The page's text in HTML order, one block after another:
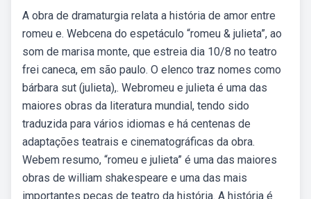
A obra de dramaturgia relata a história de amor entre
romeu e. Webcena do espetáculo “romeu & julieta”, ao
som de marisa monte, que estreia dia 10/8 no teatro
frei caneca, em são paulo. O elenco traz nomes como
bárbara sut (julieta),. Webromeu e julieta é uma das
maiores obras da literatura mundial, tendo sido
traduzida para vários idiomas e há centenas de
adaptações teatrais e cinematográficas da obra.
Webem resumo, “romeu e julieta” é uma das maiores
obras de william shakespeare e uma das mais
importantes peças de teatro da história. A história é